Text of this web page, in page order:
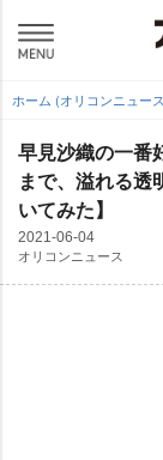
ホーム (オリコンニュー
早見沙織の一番
まで、溢れる
いてみた】
2021-06-04
オリコンニュース